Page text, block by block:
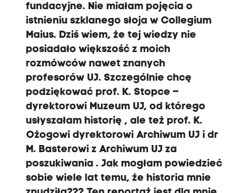
fundacyjne. Nie miałam pojęcia o
istnieniu szklanego słoja w Collegium
Maius. Dziś wiem, że tej wiedzy nie
posiadało większość z moich
rozmówców nawet znanych
profesorów UJ. Szczególnie chcę
podziękować prof. K. Stopce –
dyrektorowi Muzeum UJ, od którego
usłyszałam historię , ale też prof. K.
Ożogowi dyrektorowi Archiwum UJ i dr
M. Basterowi z Archiwum UJ za
poszukiwania . Jak mogłam powiedzieć
sobie wiele lat temu, że historia mnie